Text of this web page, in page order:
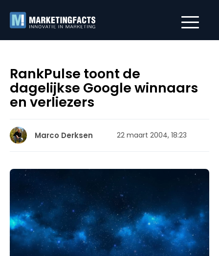
RankPulse toont de
dagelijkse Google winnaars
en verliezers
Marco Derksen 22 maart 2004, 18:23